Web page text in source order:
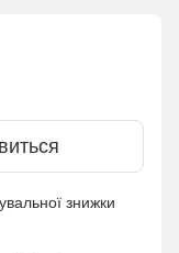
знижки